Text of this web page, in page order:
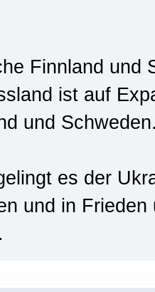
Finnland und
ist auf
und
es der
und in